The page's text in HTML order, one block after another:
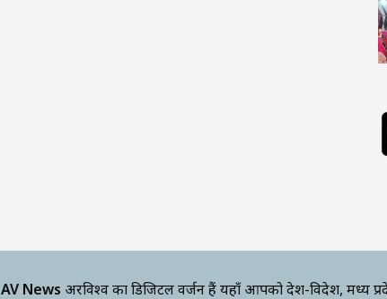
AV News अक्षरविश्व का डिजिटल वर्जन हैं यहाँ आपको देश-विदेश, मध्य